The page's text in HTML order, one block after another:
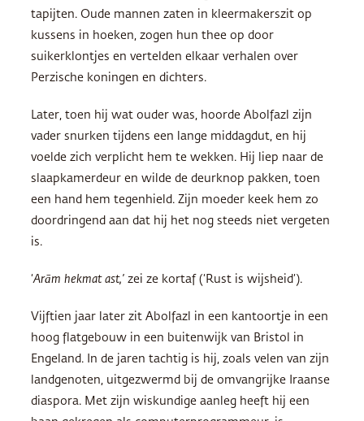
tapijten. Oude mannen zaten in kleermakerszit op
kussens in hoeken, zogen hun thee op door
suikerklontjes en vertelden elkaar verhalen over
Perzische koningen en dichters.
Later, toen hij wat ouder was, hoorde Abolfazl zijn
vader snurken tijdens een lange middagdut, en hij
voelde zich verplicht hem te wekken. Hij liep naar de
slaapkamerdeur en wilde de deurknop pakken, toen
een hand hem tegenhield. Zijn moeder keek hem zo
doordringend aan dat hij het nog steeds niet vergeten
is.
‘Arām hekmat ast,’ zei ze kortaf (‘Rust is wijsheid’).
Vijftien jaar later zit Abolfazl in een kantoortje in een
hoog flatgebouw in een buitenwijk van Bristol in
Engeland. In de jaren tachtig is hij, zoals velen van zijn
landgenoten, uitgezwermd bij de omvangrijke Iraanse
diaspora. Met zijn wiskundige aanleg heeft hij een